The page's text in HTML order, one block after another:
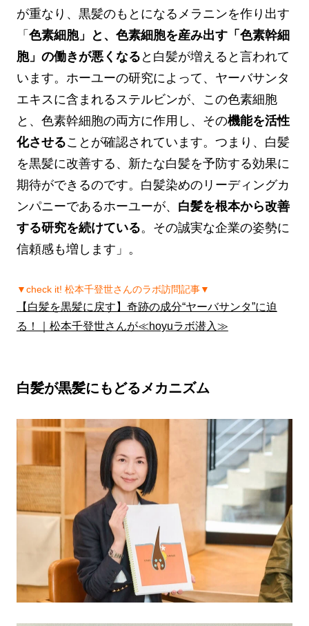
が重なり、黒髪のもとになるメラニンを作り出す
「 色素細胞」と、色素細胞を産み出す「色素幹細
胞」の働きが悪くなる と白髪が増えると言われて
います。ホーユーの研究によって、ヤーバサンタ
エキスに含まれるステルビンが、この色素細胞
と、色素幹細胞の両方に作用し、その機能を活性
化させることが確認されています。つまり、白髪
を黒髪に改善する、新たな白髪を予防する効果に
期待ができるのです。白髪染めのリーディングカ
ンパニーであるホーユーが、 白髪を根本から改善
する研究を続けている。その誠実な企業の姿勢に
信頼感も増します」。
▼check it! 松本千登世さんのラボ訪問記事▼
【白髪を黒髪に戻す】奇跡の成分“ヤーバサンタ”に迫
る！｜松本千登世さんが≪hoyuラボ潜入≫
白髪が黒髪にもどるメカニズム